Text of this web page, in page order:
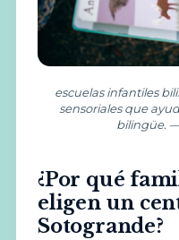
escuelas infantiles
sensoriales que
bilingüe.
¿Por qué
eligen un
Sotogrande?